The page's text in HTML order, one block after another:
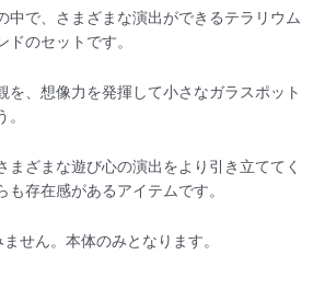
中で、さまざまな演出ができるテラリウム
ドのセットです。
を、想像力を発揮して小さなガラスポット
まざまな遊び心の演出をより引き立ててく
も存在感があるアイテムです。
せん。本体のみとなります。